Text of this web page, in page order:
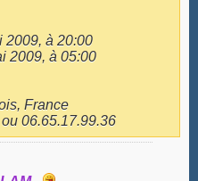
2009, à 20:00
2009, à 05:00
France
06.65.17.99.36